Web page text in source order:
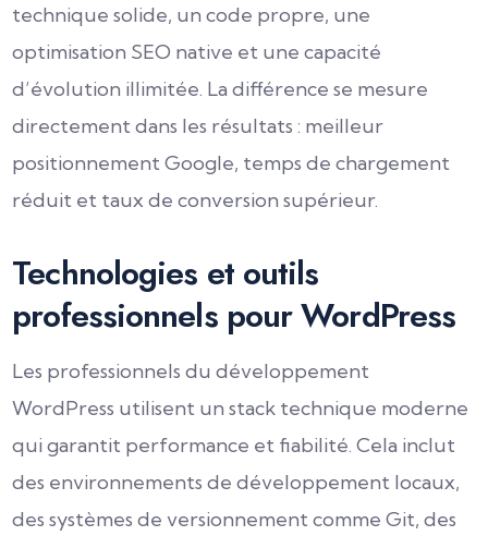
technique solide, un code propre, une
optimisation SEO native et une capacité
d’évolution illimitée. La différence se mesure
directement dans les résultats : meilleur
positionnement Google, temps de chargement
réduit et taux de conversion supérieur.
Technologies et outils
professionnels pour WordPress
Les professionnels du développement
WordPress utilisent un stack technique moderne
qui garantit performance et fiabilité. Cela inclut
des environnements de développement locaux,
des systèmes de versionnement comme Git, des